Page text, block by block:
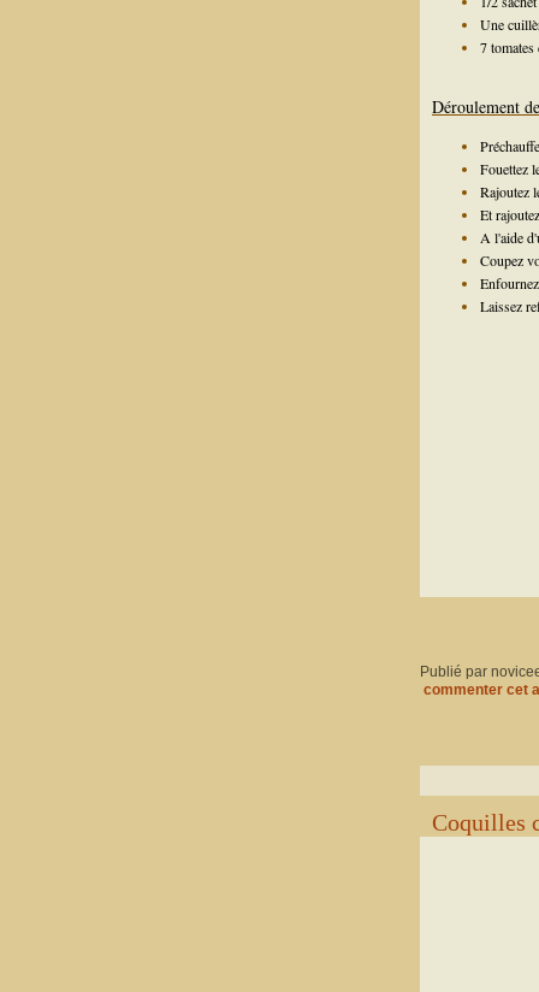
Une
7 tomates
Déroulement
Fouettez
Rajoutez
Et
A l'aide
Coupez
Laissez
Publié par
commenter cet
Coquilles